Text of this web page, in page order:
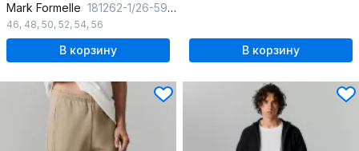
Mark Formelle 181262-1/26-5996Ц-7П сине_черный
46, 48, 50, 52, 54, 56
В корзину В корзину